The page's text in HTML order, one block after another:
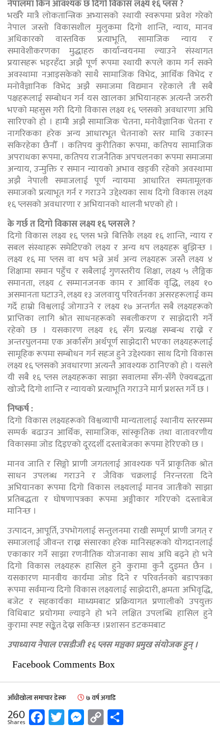
नेपालमा किन आवश्यक छ दिगो विकास लक्ष्य १६ प्लस ?
भर्खरै मात्रै लोकतान्त्रिक अभ्यासको स्थायी स्वरूपमा प्रवेश गरेको
नेपाल जस्तो विकासशील मुलुकमा दिगो शान्ति, न्याय, मानव
अधिकारको वास्तविक प्रत्याभूति, सामाजिक न्याय र
समावेशीकरणका मुद्धाहरु कार्यान्वयनमा ल्याउने संस्थागत
प्रयासहरू भइरहँदा अझै पूर्ण रूपमा स्थायी रूपले काम गर्न सक्ने
अवस्थामा नआइसकेको साथै सामाजिक विभेद, आर्थिक विभेद र
मनोवैज्ञानिक विभेद अझै समाजमा विद्यमान रहेकाले ती सबै
पक्षहरूलाई सम्बोधन गर्न यस खालका अभियानहरू अत्यन्तै जरुरी
भएको महसुस गरी दिगो विकास लक्ष्य १६ प्लसको अवधारणा अघि
सारिएको हो । हामी अझै सामाजिक चेतना, मनोवैज्ञानिक चेतना र
नागरिकका हरेक अन्य आधारभूत चेतनाको स्तर माथि उकास्न
सकिरहेका छैनौँ । कतिपय कुरीतिका रूपमा, कतिपय सामाजिक
अपराधका रूपमा, कतिपय राजनैतिक अपचलनका रूपमा समाजमा
अन्याय, उन्मुक्ति र समान न्यायको अभाव खड्की रहेको अवस्थामा
अझै नेपाली समाजलाई पूर्ण न्यायमा आधारित समतामूलक
समाजको प्रत्याभूत गर्न र गराउने उद्देश्यका साथ दिगो विकास लक्ष्य
१६ प्लसको अवधारणा र अभियानको थालनी भएको हो ।
के गर्छ त दिगो विकास लक्ष्य १६ प्लसले ?
दिगो विकास लक्ष्य १६ प्लस भन्ने बित्तिकै लक्ष्य १६ शान्ति, न्याय र
सबल संस्थाहरू समेटिएको लक्ष्य र अन्य थप लक्ष्यहरू बुझिन्छ ।
लक्ष्य १६ मा प्लस वा थप भन्ने अर्थ अन्य लक्ष्यहरू जस्तै लक्ष्य ४
शिक्षामा समान पहुँच र सबैलाई गुणस्तरीय शिक्षा, लक्ष्य ५ लैङ्गिक
समानता, लक्ष्य ८ सम्मानजनक काम र आर्थिक वृद्धि, लक्ष्य १०
असमानता घटाउने, लक्ष्य १३ जलवायु परिवर्तनका असरहरूलाई कम
गर्दे हाम्रो विश्वलाई जोगाउने र लक्ष्य १७ अन्तर्गत सबै लक्ष्यहरूको
प्राप्तिका लागि श्रोत साधनहरूको सबलीकरण र साझेदारी गर्ने
रहेको छ । यसकारण लक्ष्य १६ सँग प्रत्यक्ष सम्बन्ध राख्ने र
अन्तरघुलनमा एक अर्कासँग अर्थपूर्ण साझेदारी भएका लक्ष्यहरूलाई
सामूहिक रूपमा सम्बोधन गर्न सहज हुने उद्देश्यका साथ दिगो विकास
लक्ष्य १६ प्लसको अवधारणा अत्यन्तै आवश्यक ठानिएको हो । यसले
यी सबै १६ प्लस लक्ष्यहरूका साझा सवालमा सँग-सँगै ऐक्यबद्धता
खोज्दै दिगो शान्ति र न्यायको प्रत्याभूति गराउने मार्ग प्रशस्त गर्ने छ ।
निष्कर्ष :
दिगो विकास लक्ष्यहरूको विश्वव्यापी मान्यतालाई स्थानीय स्तरसम्म
सम्पर्क बढाउन आर्थिक, सामाजिक, सांस्कृतिक तथा वातावरणीय
विकासमा जोड दिइएको दूरदर्शी दस्ताबेजका रूपमा हेरिएको छ ।
मानव जाति र सिङ्गो प्राणी जगतलाई आवश्यक पर्ने प्राकृतिक श्रोत
साधन उपलब्ध गराउने र जैविक चक्रलाई निरन्तरता दिने
अभियानका रूपमा दिगो विकास लक्ष्यलाई मानव जातीको साझा
प्रतिबद्धता र घोषणापत्रका रूपमा अङ्गीकार गरिएको दस्ताबेज
मानिन्छ ।
उत्पादन, आपूर्ति, उपभोगलाई सन्तुलनमा राखी सम्पूर्ण प्राणी जगत् र
समाजलाई जीवन्त राख्न संसारका हरेक मानिसहरूको योगदानलाई
एकाकार गर्ने साझा रणनीतिक योजनाका साथ अघि बढ्ने हो भने
दिगो विकास लक्ष्यहरू हासिल हुने कुरामा कुनै दुइमत छैन ।
यसकारण मानवीय कार्यमा जोड दिने र परिवर्तनको बडापत्रका
रूपमा सर्वमान्य दिगो विकास लक्ष्यलाई साझेदारी, क्षमता अभिवृद्धि,
बजेट र सहकार्यका माध्यमबाट प्रक्रियागत प्रणालीको उपयुक्त
विधिबाट प्रयोगमा ल्याइने हो भने लक्षित उपलब्धि हासिल हुने
कुरामा स्पष्ट सङ्केत देख्न सकिन्छ ।प्रशासन डटकमबाट
उपाध्याय नेपाल एसडीजी १६ प्लस मञ्चका प्रमुख संयोजक हुन् ।
Facebook Comments Box
आँधीखोला समाचार डेस्क ७ वर्ष अगाडि
260
Shares Facebook
Twitter
Messenger
Copy